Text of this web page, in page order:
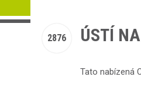
2876 ÚSTÍ
Tato nabízená